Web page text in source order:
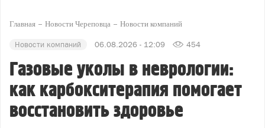
Главная Новости Череповца Новости компаний
Новости компаний 06.08.2026 - 12:09 454
Газовые уколы в неврологии:
как карбокситерапия помогает
восстановить здоровье